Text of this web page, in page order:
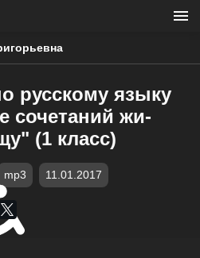
русскому языку
сочетаний жи-
(1 класс)
mp3 11.01.2017